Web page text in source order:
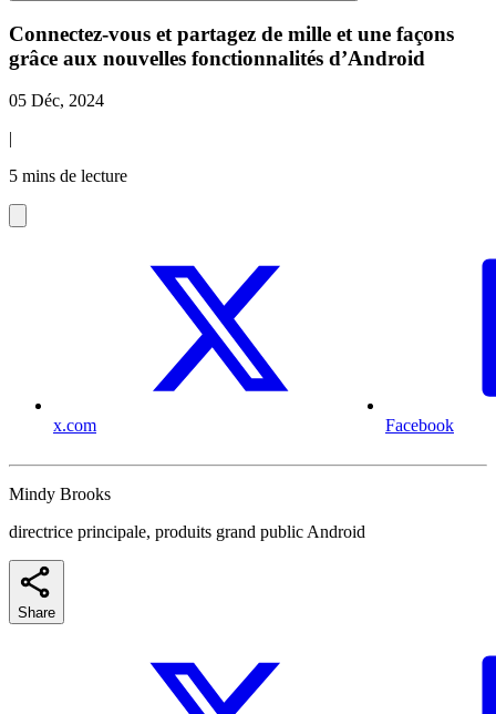
Connectez-vous et partagez de mille et une façons
grâce aux nouvelles fonctionnalités d’Android
05 Déc, 2024
|
5 mins de lecture
x.com Facebook
Mindy Brooks
directrice principale, produits grand public Android
Share